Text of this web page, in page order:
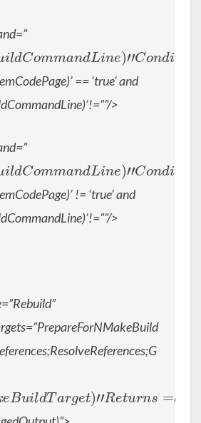
C o m ne) ”C n iti =”
== ‘true’ and
>
C o m ne) ”C n iti =”
!= ‘true’ and
>
uild Ta rge et rn =